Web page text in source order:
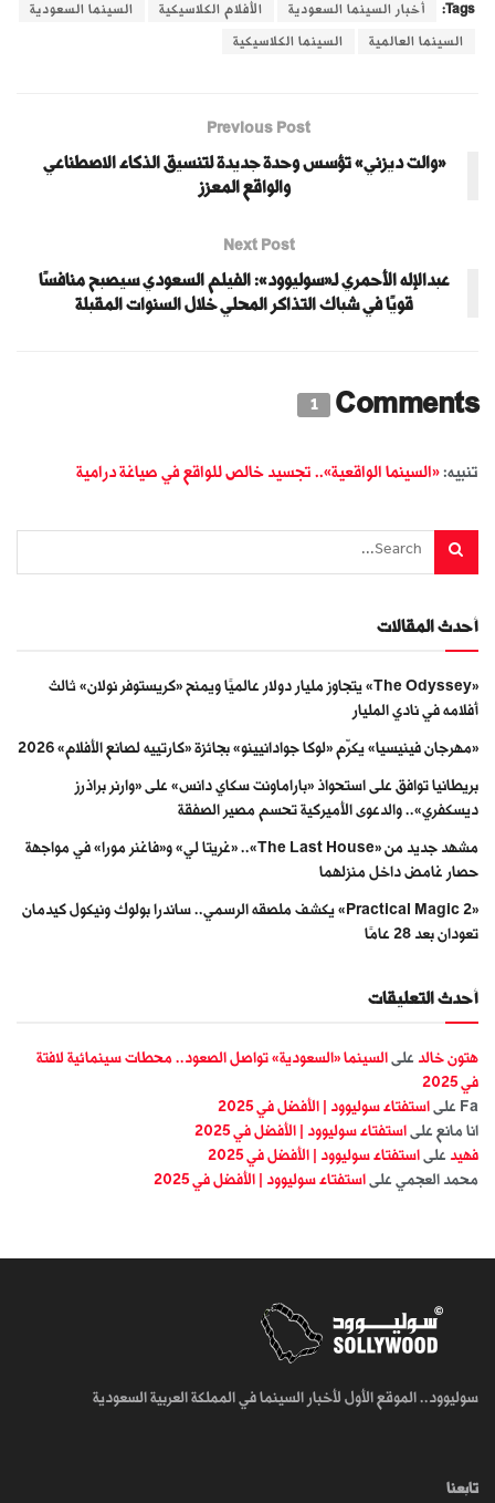
Tags: أخبار السينما السعودية الأفلام الكلاسيكية السينما السعودية
السينما العالمية السينما الكلاسيكية
Previous Post
«والت ديزني» تؤسس وحدة جديدة لتنسيق الذكاء الاصطناعي
والواقع المعزز
Next Post
عبدالإله الأحمري لـ«سوليوود»: الفيلم السعودي سيصبح منافسًا
قويًا في شباك التذاكر المحلي خلال السنوات المقبلة
Comments
1
تنبيه:«السينما الواقعية».. تجسيد خالص للواقع في صياغة درامية
أحدث المقالات
«The Odyssey» يتجاوز مليار دولار عالميًا ويمنح «كريستوفر نولان» ثالث
أفلامه في نادي المليار
«مهرجان فينيسيا» يكرّم «لوكا جوادانيينو» بجائزة «كارتييه لصانع الأفلام» 2026
بريطانيا توافق على استحواذ «باراماونت سكاي دانس» على «وارنر براذرز
ديسكفري».. والدعوى الأميركية تحسم مصير الصفقة
مشهد جديد من «The Last House».. «غريتا لي» و«فاغنر مورا» في مواجهة
حصار غامض داخل منزلهما
«Practical Magic 2» يكشف ملصقه الرسمي.. ساندرا بولوك ونيكول كيدمان
تعودان بعد 28 عامًا
أحدث التعليقات
هتون خالد على السينما «السعودية» تواصل الصعود.. محطات سينمائية لافتة
في 2025
Fa على استفتاء سوليوود | الأفضل في 2025
انا مانع على استفتاء سوليوود | الأفضل في 2025
فهيد على استفتاء سوليوود | الأفضل في 2025
محمد العجمي على استفتاء سوليوود | الأفضل في 2025
سوليوود.. الموقع الأول لأخبار السينما في المملكة العربية السعودية
تابعنا